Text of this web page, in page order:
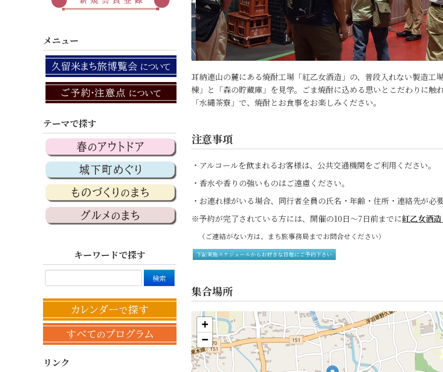
メニュー
テーマで探す
キーワードで探す
リンク
耳納連山の麓にある焼酎工場「紅乙女酒造」の、普段入れない製造工
棟」と「森の貯蔵庫」を見学。ごま焼酎に込める思いとこだわりに触
「水縄茶寮」で、焼酎とお食事をお楽しみください。
注意事項
・アルコールを飲まれるお客様は、公共交通機関をご利用ください。
・香水や香りの強いものはご遠慮ください。
・お連れ様がいる場合、同行者全員の氏名・年齢・住所・連絡先が必要
※予約が完了されている方には、開催の10日～7日前までに紅乙女酒造
（ご連絡がない方は、まち旅事務局までお問合せください）
下記実施スケジュールからお好きな日程にご予約下さい
集合場所
+
−